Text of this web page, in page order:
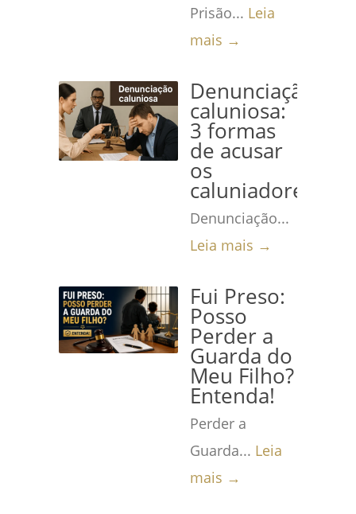
Prisão... Leia
mais →
Denunciação
caluniosa:
3 formas
de acusar
os
caluniadores
Denunciação...
Leia mais →
Fui Preso:
Posso
Perder a
Guarda do
Meu Filho?
Entenda!
Perder a
Guarda... Leia
mais →